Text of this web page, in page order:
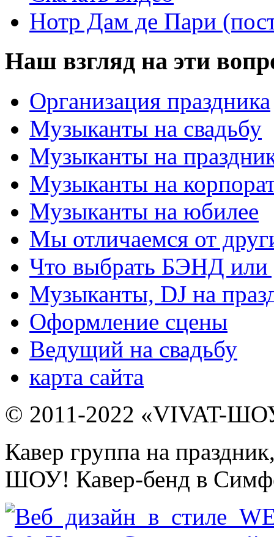
Нотр Дам де Пари
Наш взгляд на эти
Организация праздника
Музыканты на свадьбу
Музыканты на
Музыканты на
Музыканты на юбилее
Мы отличаемся от
Что выбрать БЭНД
Музыканты, DJ на
Оформление сцены
Ведущий на свадьбу
карта сайта
© 2011-2022 «VIVAT-
Кавер группа на
ШОУ! Кавер-бенд в